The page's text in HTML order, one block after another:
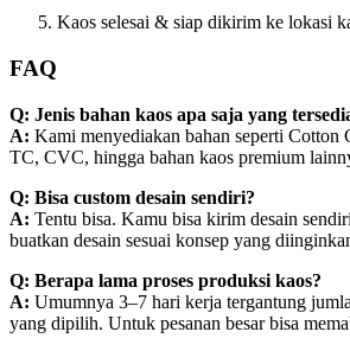
Kaos selesai & siap dikirim ke lokasi
FAQ
Q: Jenis bahan kaos apa saja yang
A: Kami menyediakan bahan seperti Cotton
TC, CVC, hingga bahan kaos premium
Q: Bisa custom desain sendiri?
A: Tentu bisa. Kamu bisa kirim desain
buatkan desain sesuai konsep yang
Q: Berapa lama proses produksi kaos?
A: Umumnya 3–7 hari kerja tergantung
yang dipilih. Untuk pesanan besar bisa